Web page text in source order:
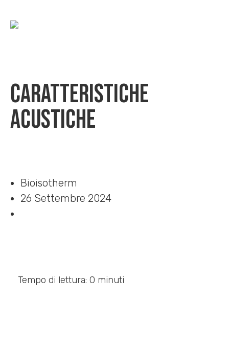
Caratteristiche
acustiche
Bioisotherm
26 Settembre 2024
Tempo di lettura: 0 minuti